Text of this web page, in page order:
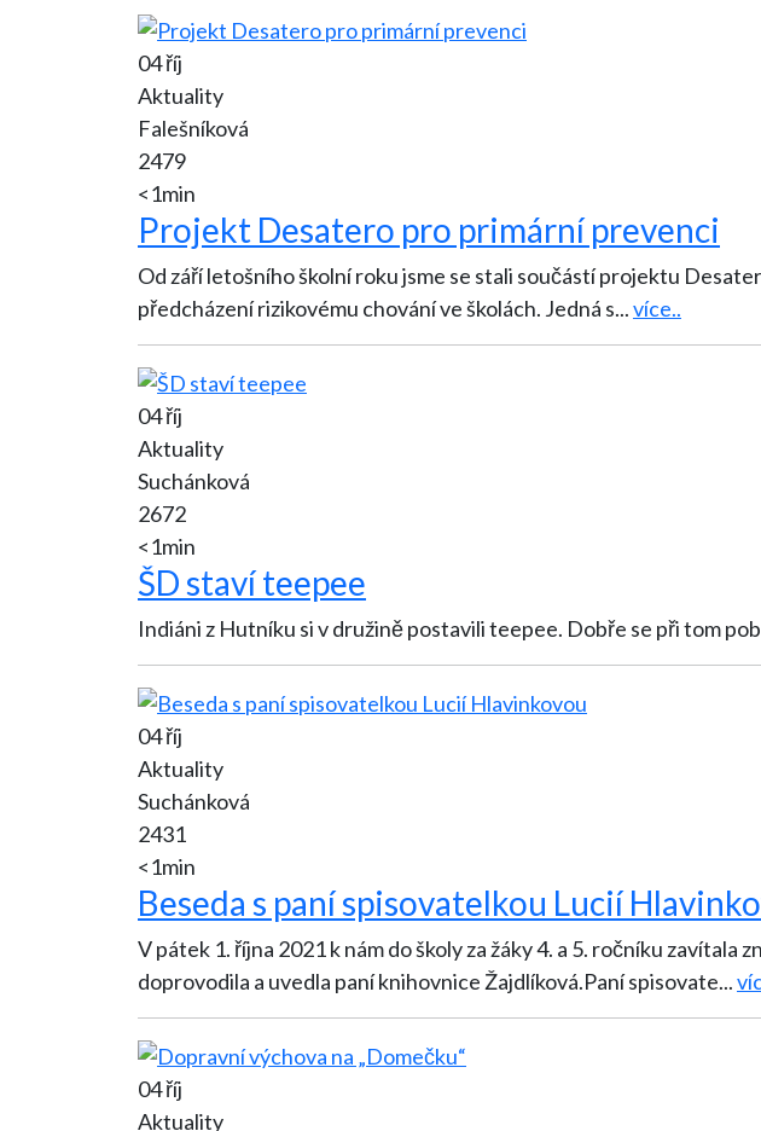
04 říj
Aktuality
Falešníková
2479
<1min
Projekt Desatero pro primární prevenci
Od září letošního školní roku jsme se stali součástí projektu
předcházení rizikovému chování ve školách. Jedná s...více..
04 říj
Aktuality
Suchánková
2672
<1min
ŠD staví teepee
Indiáni z Hutníku si v družině postavili teepee. Dobře se
04 říj
Aktuality
Suchánková
2431
<1min
Beseda s paní spisovatelkou Lucií
V pátek 1. října 2021 k nám do školy za žáky 4. a 5. ročníku
doprovodila a uvedla paní knihovnice Žajdlíková.Paní spisovate...
04 říj
Aktuality